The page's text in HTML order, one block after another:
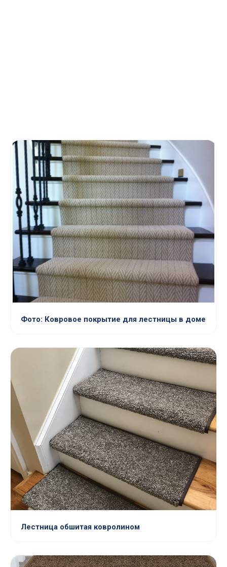
Фото: Ковровое покрытие для лестницы в доме
Лестница обшитая ковролином